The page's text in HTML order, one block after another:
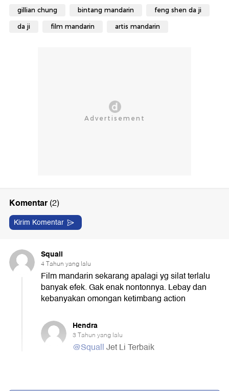
gillian chung bintang mandarin feng shen da ji
da ji film mandarin artis mandarin